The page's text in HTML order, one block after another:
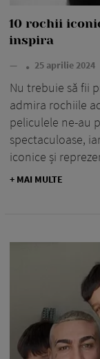
10 rochii
inspira
— 25 aprilie 2024
Nu trebuie să fii
admira rochiile
peliculele ne-au
spectaculoase,
iconice și
+ MAI MULTE